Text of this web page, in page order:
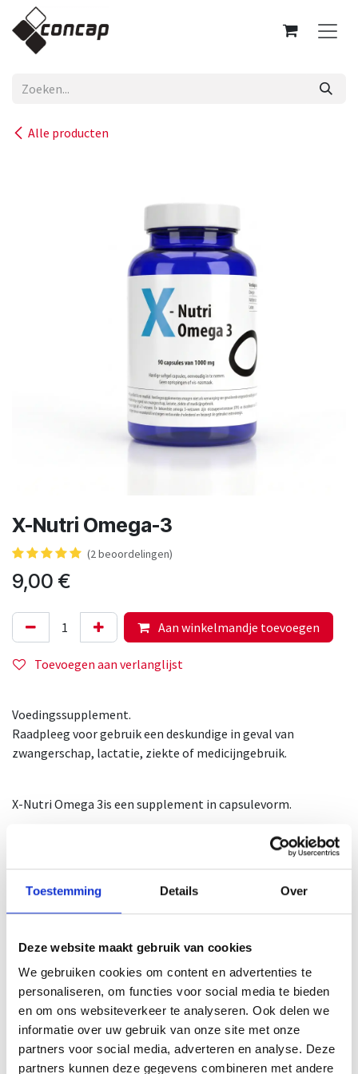
Toestemming Details Over
Deze website maakt gebruik van cookies
We gebruiken cookies om content en advertenties te
personaliseren, om functies voor social media te bieden
en om ons websiteverkeer te analyseren. Ook delen we
informatie over uw gebruik van onze site met onze
partners voor social media, adverteren en analyse. Deze
partners kunnen deze gegevens combineren met andere
Overslaan naar inhoud
Alle producten
X-Nutri Omega-3
(2 beoordelingen)
9,00 €
Aan winkelmandje toevoegen
Toevoegen aan verlanglijst
Voedingssupplement.
Raadpleeg voor gebruik een deskundige in geval van
zwangerschap, lactatie, ziekte of medicijngebruik.
X-Nutri Omega 3is een supplement in capsulevorm.
Handige softgel capsules, eenvoudig in te nemen met water.
Geen oprispingen of visachtige nasmaak.
De bekendste omega 3-vetzuren zijn eicosapentaeenzuut
(EPA) en docosahexaeenzuur (DHA) EPA en DHA staan vooral
gekend als visvetzuren.
1 potje bevat 90 softgel capsules.
NUT-Nummer: 3029/11
CNK-Nummer: 3968047